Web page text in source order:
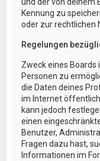
Kennung zu
oder zur rechtlichen
Regelungen
Zweck eines Boards
Personen zu
die Daten deines
im Internet
kann jedoch
einen
Benutzer,
Fragen dazu hast,
Informationen im